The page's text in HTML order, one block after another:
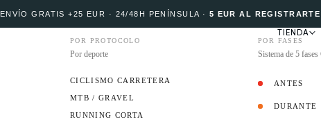
ENVÍO GRATIS +25 EUR · 24/48H PENÍNSULA · 5 EUR AL REGISTRARTE
TIENDA
POR PROTOCOLO
Por deporte
CICLISMO CARRETERA
MTB / GRAVEL
RUNNING CORTA
POR FASES
Sistema de 5
ANTES
DURANTE